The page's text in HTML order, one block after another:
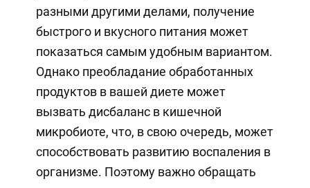
разными другими делами, получение
быстрого и вкусного питания может
показаться самым удобным вариантом.
Однако преобладание обработанных
продуктов в вашей диете может
вызвать дисбаланс в кишечной
микробиоте, что, в свою очередь, может
способствовать развитию воспаления в
организме. Поэтому важно обращать